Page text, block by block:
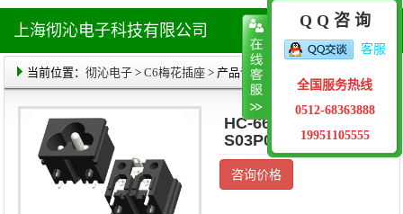
航
单
上海彻沁电子科技有限公司
当前位置： 彻沁电子> C6梅花插座> 产品详情
HC-66-01W3B16-
S03P08
咨询价格
Q Q 咨 询
客服
全国服务热线
0512-68363888
19951105555